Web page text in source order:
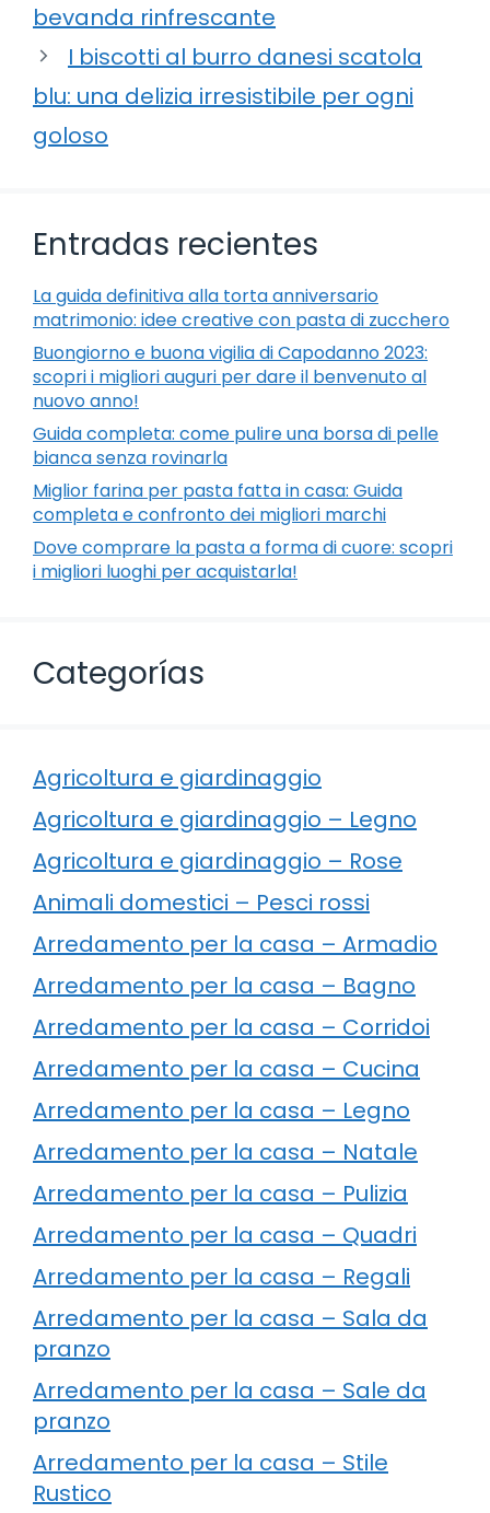
bevanda rinfrescante
I biscotti al burro danesi scatola
blu: una delizia irresistibile per ogni
goloso
Entradas recientes
La guida definitiva alla torta anniversario
matrimonio: idee creative con pasta di zucchero
Buongiorno e buona vigilia di Capodanno 2023:
scopri i migliori auguri per dare il benvenuto al
nuovo anno!
Guida completa: come pulire una borsa di pelle
bianca senza rovinarla
Miglior farina per pasta fatta in casa: Guida
completa e confronto dei migliori marchi
Dove comprare la pasta a forma di cuore: scopri
i migliori luoghi per acquistarla!
Categorías
Agricoltura e giardinaggio
Agricoltura e giardinaggio – Legno
Agricoltura e giardinaggio – Rose
Animali domestici – Pesci rossi
Arredamento per la casa – Armadio
Arredamento per la casa – Bagno
Arredamento per la casa – Corridoi
Arredamento per la casa – Cucina
Arredamento per la casa – Legno
Arredamento per la casa – Natale
Arredamento per la casa – Pulizia
Arredamento per la casa – Quadri
Arredamento per la casa – Regali
Arredamento per la casa – Sala da
pranzo
Arredamento per la casa – Sale da
pranzo
Arredamento per la casa – Stile
Rustico